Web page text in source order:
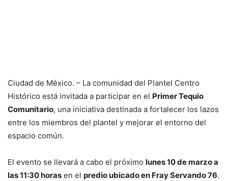
Ciudad de México. – La comunidad del Plantel Centro
Histórico está invitada a participar en el Primer Tequio
Comunitario, una iniciativa destinada a fortalecer los lazos
entre los miembros del plantel y mejorar el entorno del
espacio común.
El evento se llevará a cabo el próximo lunes 10 de marzo a
las 11:30 horas en el predio ubicado en Fray Servando 76.